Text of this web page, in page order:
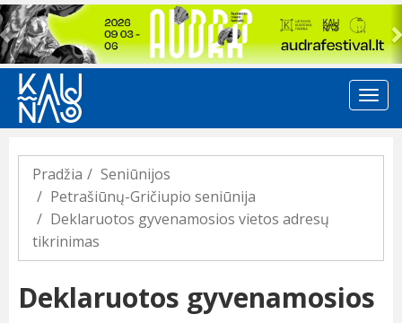
Previous
Pradžia
Seniūnijos
Petrašiūnų-Gričiupio seniūnija
Deklaruotos gyvenamosios vietos adresų
tikrinimas
Deklaruotos gyvenamosios